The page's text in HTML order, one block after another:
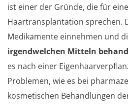
ist einer der Gründe, die für eine
Haartransplantation sprechen.
Medikamente einnehmen und
irgendwelchen Mitteln
es nach einer
Problemen, wie es bei
kosmetischen Behandlungen